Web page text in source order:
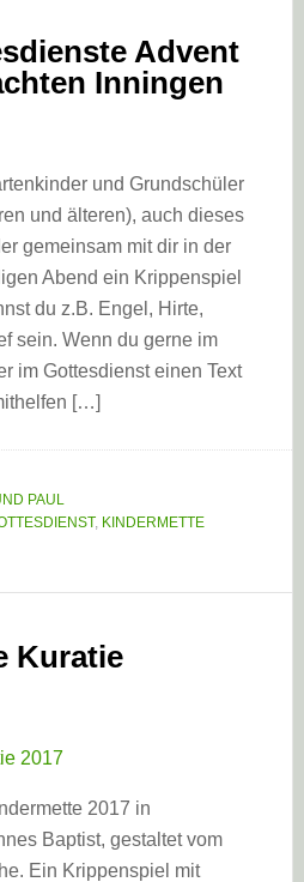
Advent
Inningen
und Grundschüler
und älteren), auch dieses
gemeinsam mit dir in der
Abend ein Krippenspiel
du z.B. Engel, Hirte,
sein. Wenn du gerne im
im Gottesdienst einen Text
[…]
PAUL
, KINDERMETTE
Kuratie
2017 in
Baptist, gestaltet vom
Ein Krippenspiel mit